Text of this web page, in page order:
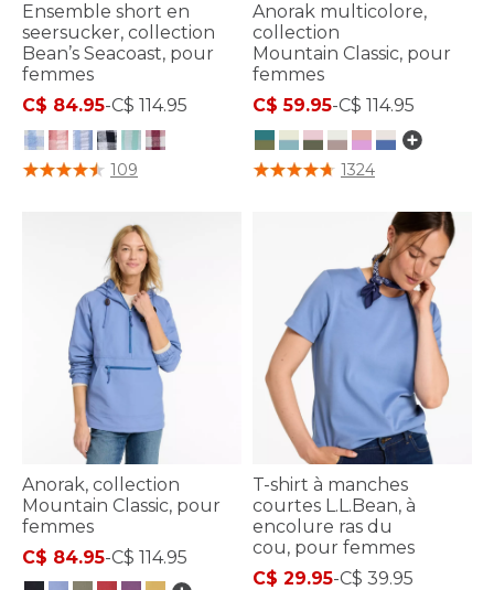
Ensemble short en
seersucker, collection
Bean’s Seacoast, pour
femmes
C$ 84.95-C$ 114.95
5 sur 5 Évaluation des clients
109
Anorak multicolore,
collection
Mountain Classic, pour
femmes
C$ 59.95-C$ 114.95
5 sur 5 Évaluation des clients
1324
Anorak, collection
Mountain Classic, pour
femmes
C$ 84.95-C$ 114.95
T-shirt à manches
courtes L.L.Bean, à
encolure ras du
cou, pour femmes
C$ 29.95-C$ 39.95